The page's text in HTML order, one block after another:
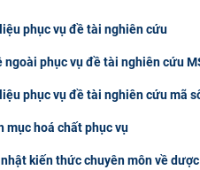
phục vụ đề tài nghiên cứu
phục vụ đề tài nghiên cứu
phục vụ đề tài nghiên cứu mã
mục hoá chất phục vụ
kiến thức chuyên môn về